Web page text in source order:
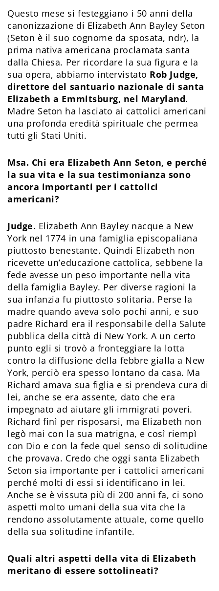
Questo mese si festeggiano i 50 anni della
canonizzazione di Elizabeth Ann Bayley Seton
(Seton è il suo cognome da sposata, ndr), la
prima nativa americana proclamata santa
dalla Chiesa. Per ricordare la sua figura e la
sua opera, abbiamo intervistato Rob Judge,
direttore del santuario nazionale di santa
Elizabeth a Emmitsburg, nel Maryland.
Madre Seton ha lasciato ai cattolici americani
una profonda eredità spirituale che permea
tutti gli Stati Uniti.
Msa. Chi era Elizabeth Ann Seton, e perché
la sua vita e la sua testimonianza sono
ancora importanti per i cattolici
americani?
Judge. Elizabeth Ann Bayley nacque a New
York nel 1774 in una famiglia episcopaliana
piuttosto benestante. Quindi Elizabeth non
ricevette un’educazione cattolica, sebbene la
fede avesse un peso importante nella vita
della famiglia Bayley. Per diverse ragioni la
sua infanzia fu piuttosto solitaria. Perse la
madre quando aveva solo pochi anni, e suo
padre Richard era il responsabile della Salute
pubblica della città di New York. A un certo
punto egli si trovò a fronteggiare la lotta
contro la diffusione della febbre gialla a New
York, perciò era spesso lontano da casa. Ma
Richard amava sua figlia e si prendeva cura di
lei, anche se era assente, dato che era
impegnato ad aiutare gli immigrati poveri.
Richard finì per risposarsi, ma Elizabeth non
legò mai con la sua matrigna, e così riempì
con Dio e con la fede quel senso di solitudine
che provava. Credo che oggi santa Elizabeth
Seton sia importante per i cattolici americani
perché molti di essi si identificano in lei.
Anche se è vissuta più di 200 anni fa, ci sono
aspetti molto umani della sua vita che la
rendono assolutamente attuale, come quello
della sua solitudine infantile.
Quali altri aspetti della vita di Elizabeth
meritano di essere sottolineati?